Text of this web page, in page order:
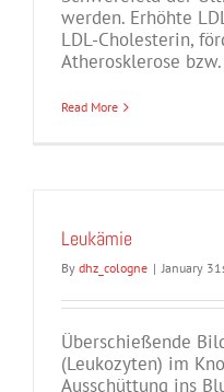
werden. Erhöhte
LDL-Cholesterin,
Atherosklerose
Read More
Leukämie
By dhz_cologne | January
Überschießende
(Leukozyten) im
Ausschüttung ins